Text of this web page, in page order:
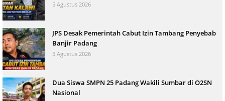
5 Agustus 2026
JPS Desak Pemerintah Cabut Izin Tambang Penyebab
Banjir Padang
5 Agustus 2026
Dua Siswa SMPN 25 Padang Wakili Sumbar di O2SN
Nasional